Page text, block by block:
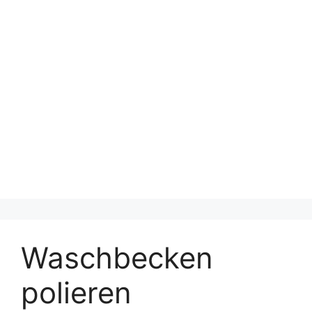
Waschbecken
polieren